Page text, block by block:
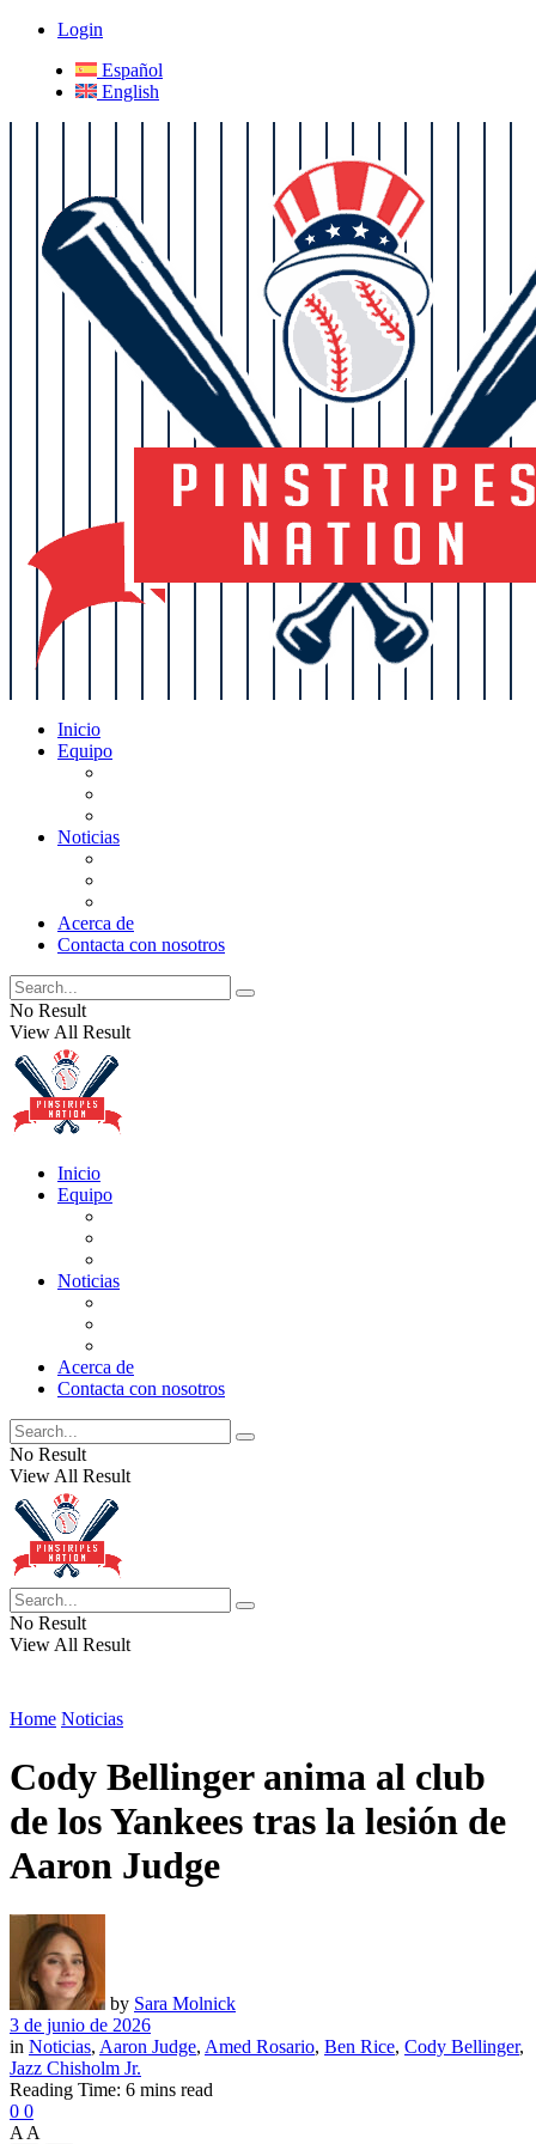
Login
Español
English
Inicio
Equipo
Noticias
Acerca de
Contacta con nosotros
No Result
View All Result
Inicio
Equipo
Noticias
Acerca de
Contacta con nosotros
No Result
View All Result
No Result
View All Result
Home Noticias
Cody Bellinger anima al club
de los Yankees tras la lesión de
Aaron Judge
by Sara Molnick
3 de junio de 2026
in Noticias, Aaron Judge, Amed Rosario, Ben Rice, Cody Bellinger,
Jazz Chisholm Jr.
Reading Time: 6 mins read
0 0
A A